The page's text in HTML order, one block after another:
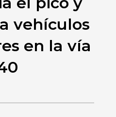
vehículos
en la vía